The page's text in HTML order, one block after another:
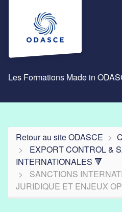
Aller au menu principal
Aller au contenu principal
Personnaliser l'interface
Les Formations Made in
Retour au site ODASCE
EXPORT CONTROL &
INTERNATIONALES 🔻
SANCTIONS
JURIDIQUE ET ENJEUX